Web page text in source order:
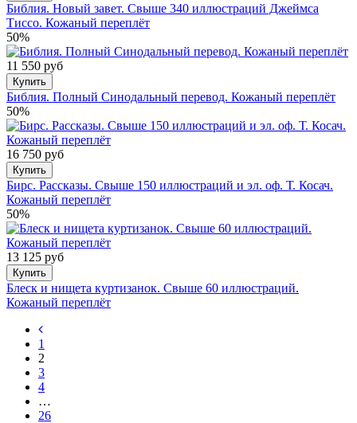
Библия. Новый завет. Свыше 340 иллюстраций Джеймса
Тиссо. Кожаный переплёт
50%
11 550 руб
Купить
Библия. Полный Синодальный перевод. Кожаный переплёт
50%
16 750 руб
Купить
Бирс. Рассказы. Свыше 150 иллюстраций и эл. оф. Т. Косач.
Кожаный переплёт
50%
13 125 руб
Купить
Блеск и нищета куртизанок. Свыше 60 иллюстраций.
Кожаный переплёт
1
2
3
4
…
26